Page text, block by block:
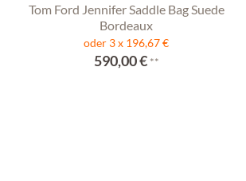
Tom Ford Jennifer Saddle Bag Suede
Bordeaux
oder 3 x 196,67 €
590,00 €**